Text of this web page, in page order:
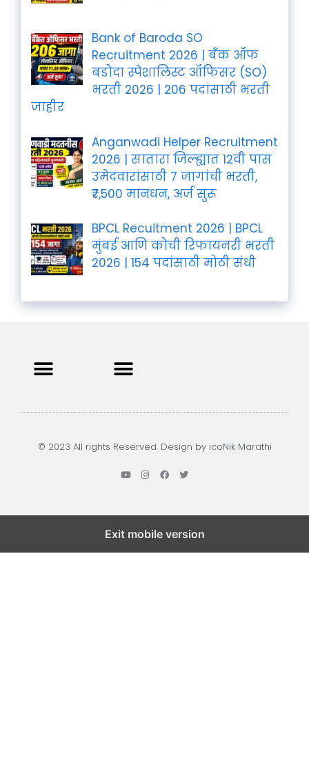
Bank of Baroda SO
Recruitment 2026 | बँक ऑफ
बडोदा स्पेशालिस्ट ऑफिसर (SO)
भरती 2026 | 206 पदांसाठी भरती
जाहीर
Anganwadi Helper Recruitment
2026 | सातारा जिल्ह्यात 12वी पास
उमेदवारांसाठी 7 जागांची भरती,
₹7,500 मानधन, अर्ज सुरू
BPCL Recuitment 2026 | BPCL
मुंबई आणि कोची रिफायनरी भरती
2026 | 154 पदांसाठी मोठी संधी
© 2023 All rights Reserved. Design by icoNik Marathi
Exit mobile version